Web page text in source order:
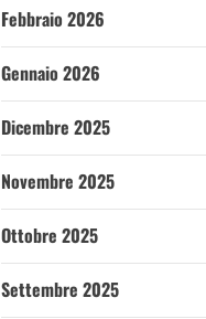
Febbraio 2026
Gennaio 2026
Dicembre 2025
Novembre 2025
Ottobre 2025
Settembre 2025